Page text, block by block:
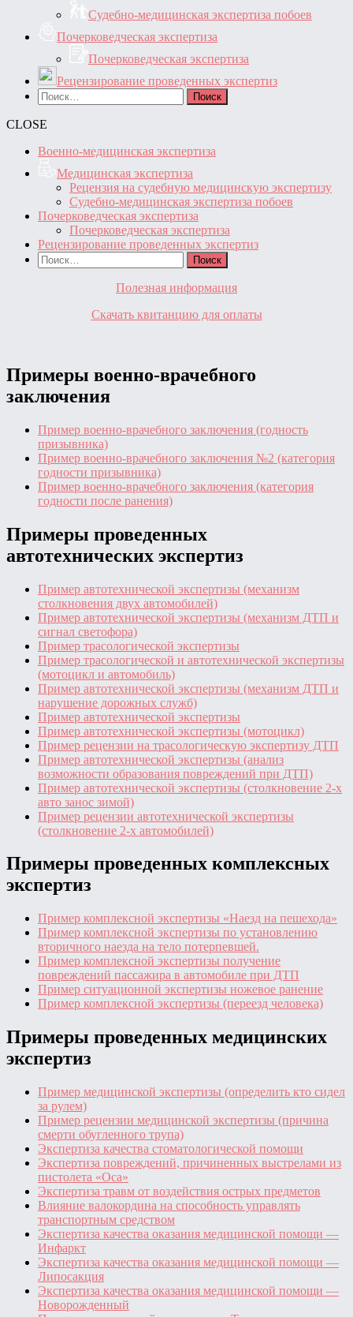
Судебно-медицинская экспертиза побоев
Почерковедческая экспертиза
Почерковедческая экспертиза
Рецензирование проведенных экспертиз
Найти:
CLOSE
Военно-медицинская экспертиза
Медицинская экспертиза
Рецензия на судебную медицинскую экспертизу
Судебно-медицинская экспертиза побоев
Почерковедческая экспертиза
Почерковедческая экспертиза
Рецензирование проведенных экспертиз
Найти:
Полезная информация
Скачать квитанцию для оплаты
Примеры военно-врачебного
заключения
Пример военно-врачебного заключения (годность
призывника)
Пример военно-врачебного заключения №2 (категория
годности призывника)
Пример военно-врачебного заключения (категория
годности после ранения)
Примеры проведенных
автотехнических экспертиз
Пример автотехнической экспертизы (механизм
столкновения двух автомобилей)
Пример автотехнической экспертизы (механизм ДТП и
сигнал светофора)
Пример трасологической экспертизы
Пример трасологической и автотехнической экспертизы
(мотоцикл и автомобиль)
Пример автотехнической экспертизы (механизм ДТП и
нарушение дорожных служб)
Пример автотехнической экспертизы
Пример автотехнической экспертизы (мотоцикл)
Пример рецензии на трасологическую экспертизу ДТП
Пример автотехнической экспертизы (анализ
возможности образования повреждений при ДТП)
Пример автотехнической экспертизы (столкновение 2-х
авто занос зимой)
Пример рецензии автотехнической экспертизы
(столкновение 2-х автомобилей)
Примеры проведенных комплексных
экспертиз
Пример комплексной экспертизы «Наезд на пешехода»
Пример комплексной экспертизы по установлению
вторичного наезда на тело потерпевшей.
Пример комплексной экспертизы получение
повреждений пассажира в автомобиле при ДТП
Пример ситуационной экспертизы ножевое ранение
Пример комплексной экспертизы (переезд человека)
Примеры проведенных медицинских
экспертиз
Пример медицинской экспертизы (определить кто сидел
за рулем)
Пример рецензии медицинской экспертизы (причина
смерти обугленного трупа)
Экспертиза качества стоматологической помощи
Экспертиза повреждений, причиненных выстрелами из
пистолета «Оса»
Экспертиза травм от воздействия острых предметов
Влияние валокордина на способность управлять
транспортным средством
Экспертиза качества оказания медицинской помощи —
Инфаркт
Экспертиза качества оказания медицинской помощи —
Липосакция
Экспертиза качества оказания медицинской помощи —
Новорожденный